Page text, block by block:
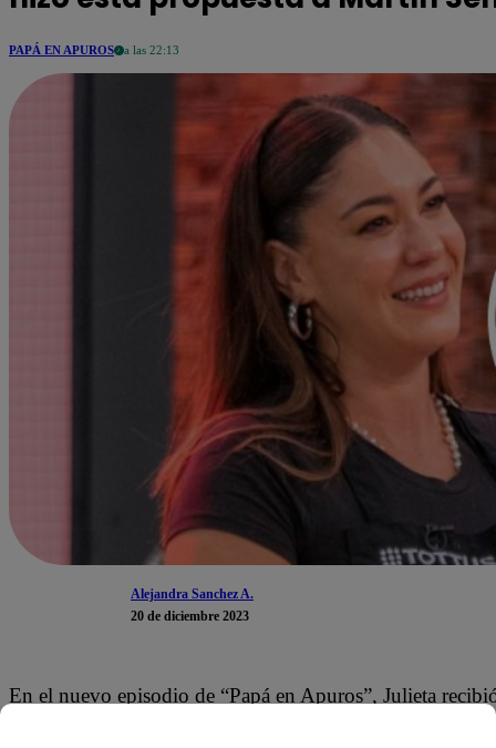
PAPÁ EN APUROS a las 22:13
Alejandra Sanchez A.
20 de diciembre 2023
En el nuevo episodio de “Papá en Apuros”, Julieta